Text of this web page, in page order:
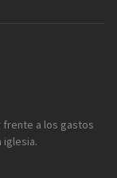
frente a los gastos
iglesia.